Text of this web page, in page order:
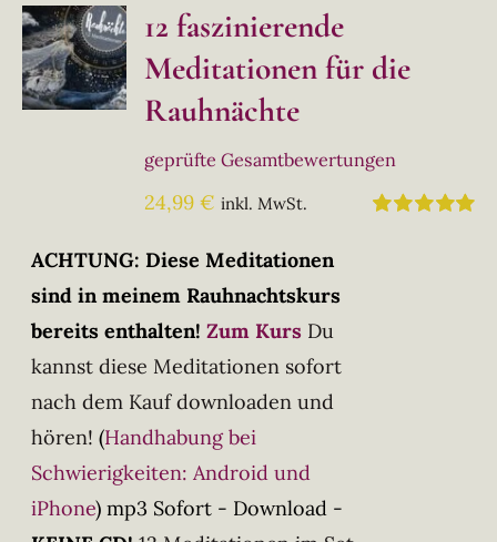
12 faszinierende
Meditationen für die
Rauhnächte
geprüfte Gesamtbewertungen
24,99€ inkl. MwSt.
ACHTUNG: Diese Meditationen
sind in meinem Rauhnachtskurs
bereits enthalten!Zum Kurs Du
kannst diese Meditationen sofort
nach dem Kauf downloaden und
hören!(Handhabung bei
Schwierigkeiten: Android und
iPhone) mp3 Sofort - Download -